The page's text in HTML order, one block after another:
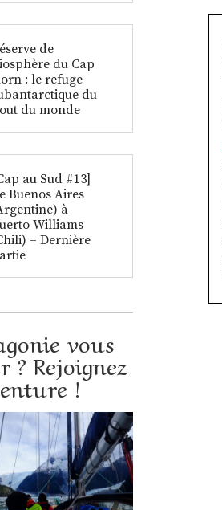
de
du Cap
: le refuge
du
du monde
au Sud #13]
Buenos Aires
à
Williams
– Dernière
vous
? Rejoignez
!